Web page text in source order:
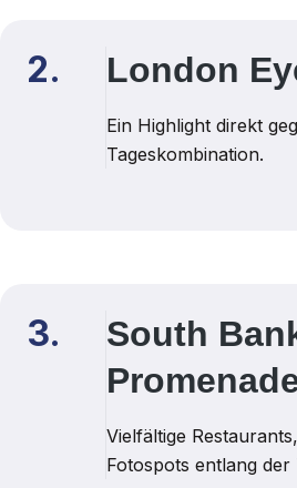
2. London
Ein Highlight direkt
Tageskombination.
3.
South
Vielfältige
Fotospots entlang der